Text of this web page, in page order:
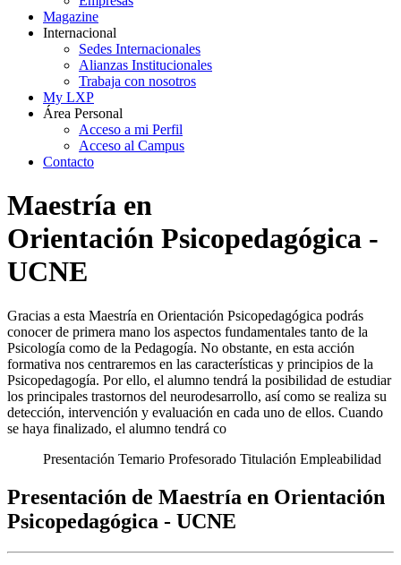
Magazine
Internacional
Sedes Internacionales
Alianzas Institucionales
Trabaja con nosotros
My LXP
Área Personal
Acceso a mi Perfil
Acceso al Campus
Contacto
Maestría en
Orientación Psicopedagógica -
UCNE
Gracias a esta Maestría en Orientación Psicopedagógica podrás
conocer de primera mano los aspectos fundamentales tanto de la
Psicología como de la Pedagogía. No obstante, en esta acción
formativa nos centraremos en las características y principios de la
Psicopedagogía. Por ello, el alumno tendrá la posibilidad de estudiar
los principales trastornos del neurodesarrollo, así como se realiza su
detección, intervención y evaluación en cada uno de ellos. Cuando
se haya finalizado, el alumno tendrá co
Presentación Temario Profesorado Titulación Empleabilidad
Presentación de Maestría en Orientación
Psicopedagógica - UCNE